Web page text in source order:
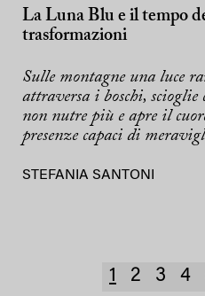
La Luna Blu e il tempo
trasformazioni
Sulle montagne una luce
attraversa i boschi, scioglie
non nutre più e apre il
presenze capaci di
STEFANIA SANTONI
1 2 3 4